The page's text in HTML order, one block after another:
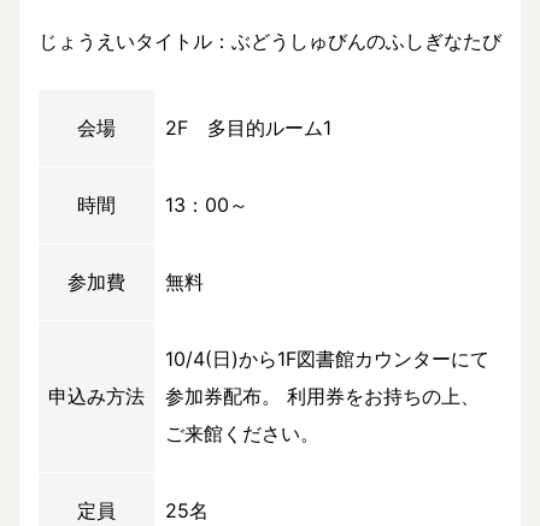
じょうえいタイトル：ぶどうしゅびんのふしぎなたび
会場 2F 多目的ルーム1
時間 13：00～
参加費 無料
申込み方法
10/4(日)から1F図書館カウンターにて
参加券配布。 利用券をお持ちの上、
ご来館ください。
定員 25名